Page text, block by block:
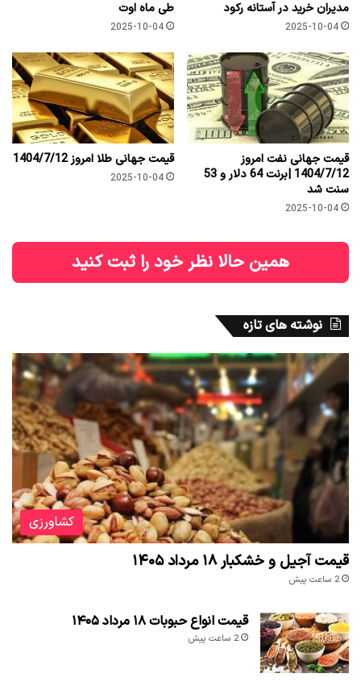
مدیران خرید در آستانه رکود
2025-10-04
طی ماه اوت
2025-10-04
قیمت جهانی نفت امروز
1404/7/12 |برنت 64 دلار و 53
سنت شد
2025-10-04
قیمت جهانی طلا امروز 1404/7/12
2025-10-04
همین حالا نظر خود را ثبت کنید
نوشته های تازه
کشاورزی
قیمت آجیل و خشکبار ۱۸ مرداد ۱۴۰۵
2 ساعت پیش
قیمت انواع حبوبات ۱۸ مرداد ۱۴۰۵
2 ساعت پیش